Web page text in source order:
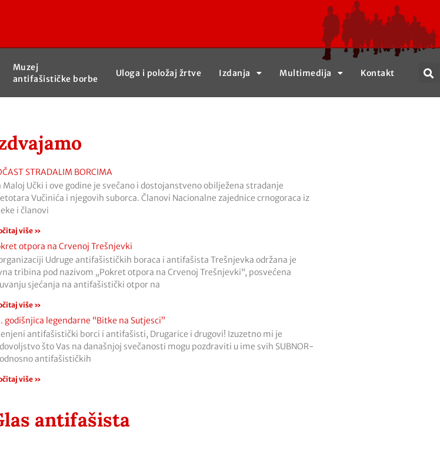
Muzej
antifašističke borbe
Uloga i položaj žrtve Izdanja Multimedija Kontakt
STRADALIM BORCIMA
Maloj Učki i ove godine je svečano i dostojanstveno obilježena stradanje
Vučinića i njegovih suborca. Članovi Nacionalne zajednice crnogoraca iz
i članovi
više »
otpora na Crvenoj Trešnjevki
Udruge antifašističkih boraca i antifašista Trešnjevka održana je
tribina pod nazivom „Pokret otpora na Crvenoj Trešnjevki“, posvećena
sjećanja na antifašistički otpor na
više »
godišnjica legendarne “Bitke na Sutjesci”
antifašistički borci i antifašisti, Drugarice i drugovi! Izuzetno mi je
što Vas na današnjoj svečanosti mogu pozdraviti u ime svih SUBNOR-
antifašističkih
više »
antifašista